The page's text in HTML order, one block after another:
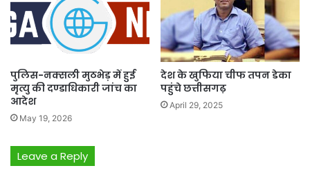
पुलिस-नक्सली मुठभेड़ में हुई
मृत्यु की दण्डाधिकारी जांच का
आदेश
May 19, 2026
देश के खुफिया चीफ तपन डेका
पहुंचे छत्तीसगढ़
April 29, 2025
Leave a Reply